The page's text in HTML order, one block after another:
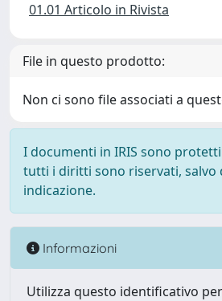
01.01 Articolo in Rivista
File in questo prodotto:
Non ci sono file associati a
I documenti in IRIS sono
tutti i diritti sono riservati, salvo
indicazione.
Informazioni
Utilizza questo identificativo